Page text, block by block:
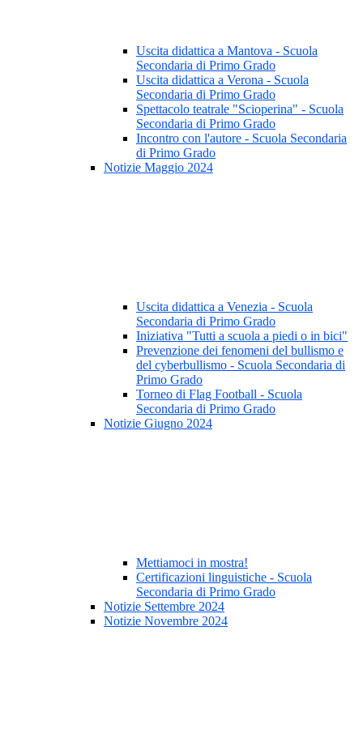
Uscita didattica a Mantova - Scuola
Secondaria di Primo Grado
Uscita didattica a Verona - Scuola
Secondaria di Primo Grado
Spettacolo teatrale "Scioperina" - Scuola
Secondaria di Primo Grado
Incontro con l'autore - Scuola Secondaria
di Primo Grado
Notizie Maggio 2024
Uscita didattica a Venezia - Scuola
Secondaria di Primo Grado
Iniziativa "Tutti a scuola a piedi o in bici"
Prevenzione dei fenomeni del bullismo e
del cyberbullismo - Scuola Secondaria di
Primo Grado
Torneo di Flag Football - Scuola
Secondaria di Primo Grado
Notizie Giugno 2024
Mettiamoci in mostra!
Certificazioni linguistiche - Scuola
Secondaria di Primo Grado
Notizie Settembre 2024
Notizie Novembre 2024